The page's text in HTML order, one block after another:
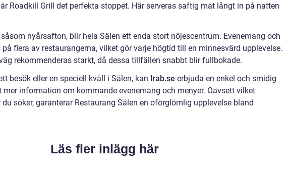
Roadkill Grill det perfekta stoppet. Här serveras saftig mat långt in på natten
nyårsafton, blir hela Sälen ett enda stort nöjescentrum. Evenemang och
flera av restaurangerna, vilket gör varje högtid till en minnesvärd upplevelse.
rekommenderas starkt, då dessa tillfällen snabbt blir fullbokade.
besök eller en speciell kväll i Sälen, kan lrab.se erbjuda en enkel och smidig
information om kommande evenemang och menyer. Oavsett vilket
söker, garanterar Restaurang Sälen en oförglömlig upplevelse bland
Läs fler inlägg här